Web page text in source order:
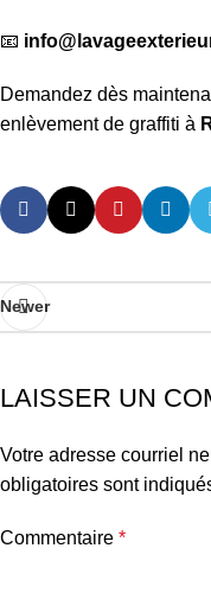
📧
Demandez dès
enlèvement de graffiti à
Newer
LAISSER UN
Votre adresse courriel
obligatoires sont
Commentaire *